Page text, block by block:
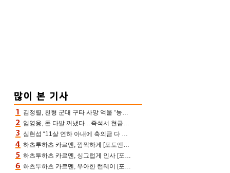
김정렬, 친형 군대 구타 사망 억울 “농약사 처리, 범인 찾았지만…엄마는 이미 치매”(데이앤나잇)
임영웅, 돈 다발 꺼냈다…즉석서 현금으로 수당 챙겨주는 ‘구단주’
심현섭 “11살 연하 아내에 축의금 다 뺏겨, 집도 아내 명의” (동치미)[결정적장면]
하츠투하츠 카르멘, 깜찍하게 [포토엔HD]
하츠투하츠 카르멘, 싱그럽게 인사 [포토엔HD]
하츠투하츠 카르멘, 우아한 런웨이 [포토엔HD]